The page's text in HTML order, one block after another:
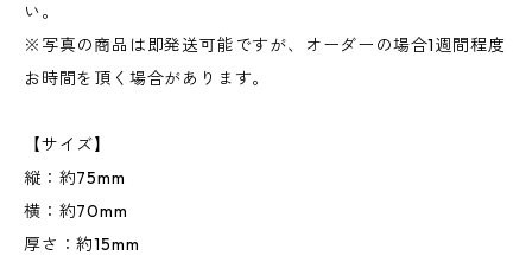
い。
※写真の商品は即発送可能ですが、オーダーの場合1週間程度
お時間を頂く場合があります。
【サイズ】
縦：約75mm
横：約70mm
厚さ：約15mm